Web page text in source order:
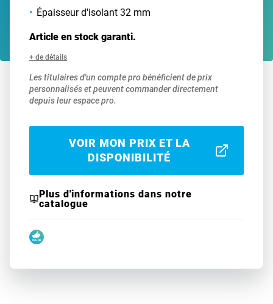
Épaisseur d'isolant 32 mm
Article en stock garanti.
+ de détails
Les titulaires d'un compte pro bénéficient de prix
personnalisés et peuvent commander directement
depuis leur espace pro.
VOIR MON PRIX ET LA
DISPONIBILITÉ
Plus d'informations dans notre
catalogue